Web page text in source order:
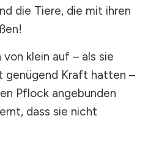
die Tiere, die mit ihren
klein auf – als sie
genügend Kraft hatten –
Pflock angebunden
dass sie nicht